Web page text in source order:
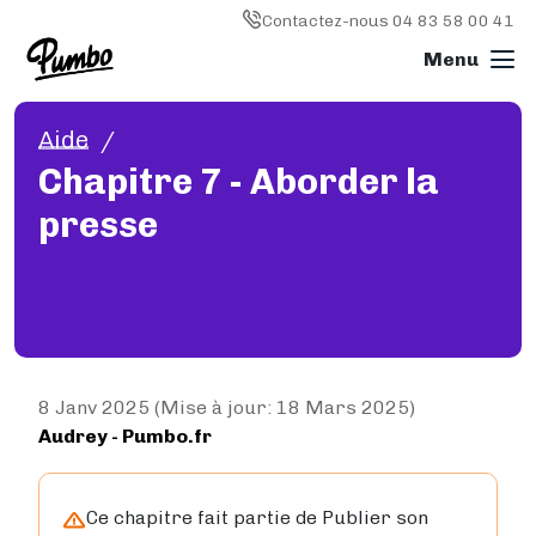
Contactez-nous 04 83 58 00 41
Image
Imprimer un livre
L'IMPRESSION EN GÉNÉRAL
Imprimer un livre
Types de papier
IMPRESSION OFFSET
Impression offset
Aide
Chapitre 7 - Aborder la
presse
8 Janv 2025 (Mise à jour: 18 Mars 2025)
Audrey - Pumbo.fr
Ce chapitre fait partie de Publier son